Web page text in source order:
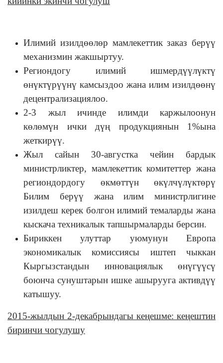
Илимий изилдөөлөр мамлекеттик заказ берүү
механизмин жакшыртуу.
Региондогу илимий ишмердүүлүктү
өнүктүрүүнү камсыздоо жана илим изилдөөнү
децентрализациялоо.
2-3 жыл ичинде илимди каржылоонун
көлөмүн ички дүң продукциянын 1%ына
жеткирүү.
Жыл сайын 30-августка чейин бардык
министрликтер, мамлекеттик комитеттер жана
региондордогу өкмөттүн өкүлчүлүктөрү
Билим берүү жана илим министрлигине
изилдеш керек болгон илимий темаларды жана
кыскача техникалык тапшырмаларды берсин.
Бириккен улуттар уюмунун Европа
экономикалык комиссиясы иштеп чыккан
Кыргызстандын инновациялык өнүгүүсү
боюнча сунуштарын ишке ашырууга активдүү
катышуу.
2015-жылдын 2-декабрындагы кеңешме: кеңештин
биринчи чогулушу